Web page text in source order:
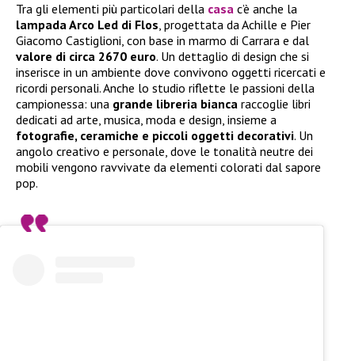
Tra gli elementi più particolari della casa c’è anche la
lampada Arco Led di Flos, progettata da Achille e Pier
Giacomo Castiglioni, con base in marmo di Carrara e dal
valore di circa 2670 euro. Un dettaglio di design che si
inserisce in un ambiente dove convivono oggetti ricercati e
ricordi personali. Anche lo studio riflette le passioni della
campionessa: una grande libreria bianca raccoglie libri
dedicati ad arte, musica, moda e design, insieme a
fotografie, ceramiche e piccoli oggetti decorativi. Un
angolo creativo e personale, dove le tonalità neutre dei
mobili vengono ravvivate da elementi colorati dal sapore
pop.